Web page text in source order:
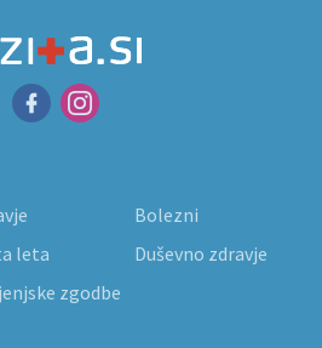
Bolezni
leta
Duševno zdravje
zgodbe